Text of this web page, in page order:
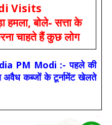
Visits
बोले- सत्ता के
चाहते हैं कुछ लोग
PM Modi :- पहले की
अवैध कब्जों के टूर्नामेंट खेलते